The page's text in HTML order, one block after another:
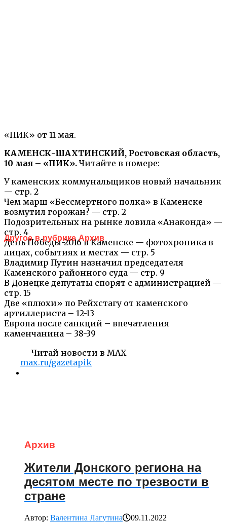
«ПИК» от 11 мая.
КАМЕНСК-ШАХТИНСКИЙ, Ростовская область,
10 мая – «ПИК». Читайте в номере:
У каменских коммунальщиков новый начальник
— стр. 2
Чем марш «Бессмертного полка» в Каменске
возмутил горожан? — стр. 2
Подозрительных на рынке ловила «Анаконда» —
стр. 4
День Победы-2016 в Каменске — фотохроника в
лицах, событиях и местах — стр. 5
Владимир Путин назначил председателя
Каменского районного суда — стр. 9
В Донецке депутаты спорят с администрацией —
стр. 15
Две «плюхи» по Рейхстагу от каменского
артиллериста – 12-13
Европа после санкций – впечатления
каменчанина – 38-39
Читай новости в MAX
max.ru/gazetapik
Другое в рубрике Архив
Архив
Жители Донского региона на
десятом месте по трезвости в
стране
Автор: Валентина Лагутина
09.11.2022